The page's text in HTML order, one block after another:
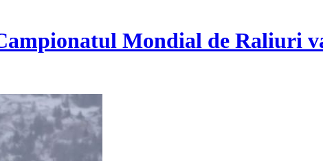
Mondial de Raliuri